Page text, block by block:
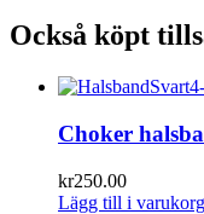
Också köpt
Choker
kr250.00
Lägg till i varukorg